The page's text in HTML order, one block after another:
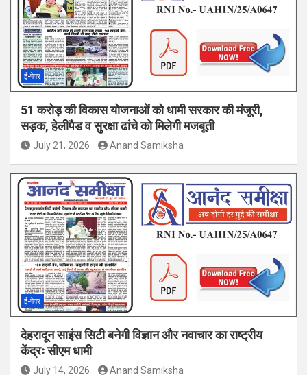
ई-पेपर
51 करोड़ की विकास योजनाओं को धामी सरकार की मंजूरी,
सड़क, हेलीपैड व सुरक्षा ढांचे को मिलेगी मजबूती
July 21, 2026 Anand Samiksha
ई-पेपर
देहरादून साइंस सिटी बनेगी विज्ञान और नवाचार का राष्ट्रीय
केंद्रः सीएम धामी
July 14, 2026 Anand Samiksha